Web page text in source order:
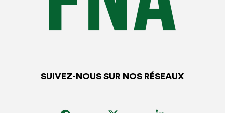
SUIVEZ-NOUS SUR NOS RÉSEAUX